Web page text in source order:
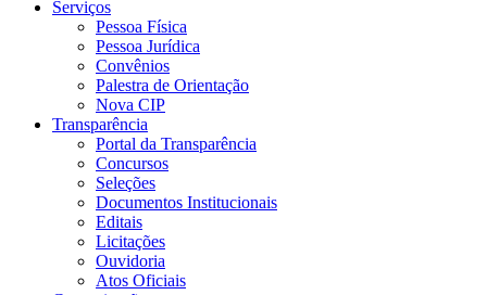
Serviços
Pessoa Física
Pessoa Jurídica
Convênios
Palestra de Orientação
Nova CIP
Transparência
Portal da Transparência
Concursos
Seleções
Documentos Institucionais
Editais
Licitações
Ouvidoria
Atos Oficiais